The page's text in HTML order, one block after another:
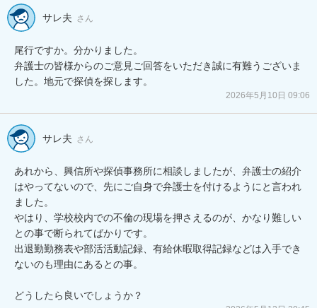
サレ夫 さん
尾行ですか。分かりました。
弁護士の皆様からのご意見ご回答をいただき誠に有難うございま
した。地元で探偵を探します。
2026年5月10日 09:06
サレ夫 さん
あれから、興信所や探偵事務所に相談しましたが、弁護士の紹介
はやってないので、先にご自身で弁護士を付けるようにと言われ
ました。
やはり、学校校内での不倫の現場を押さえるのが、かなり難しい
との事で断られてばかりです。
出退勤勤務表や部活活動記録、有給休暇取得記録などは入手でき
ないのも理由にあるとの事。
どうしたら良いでしょうか？